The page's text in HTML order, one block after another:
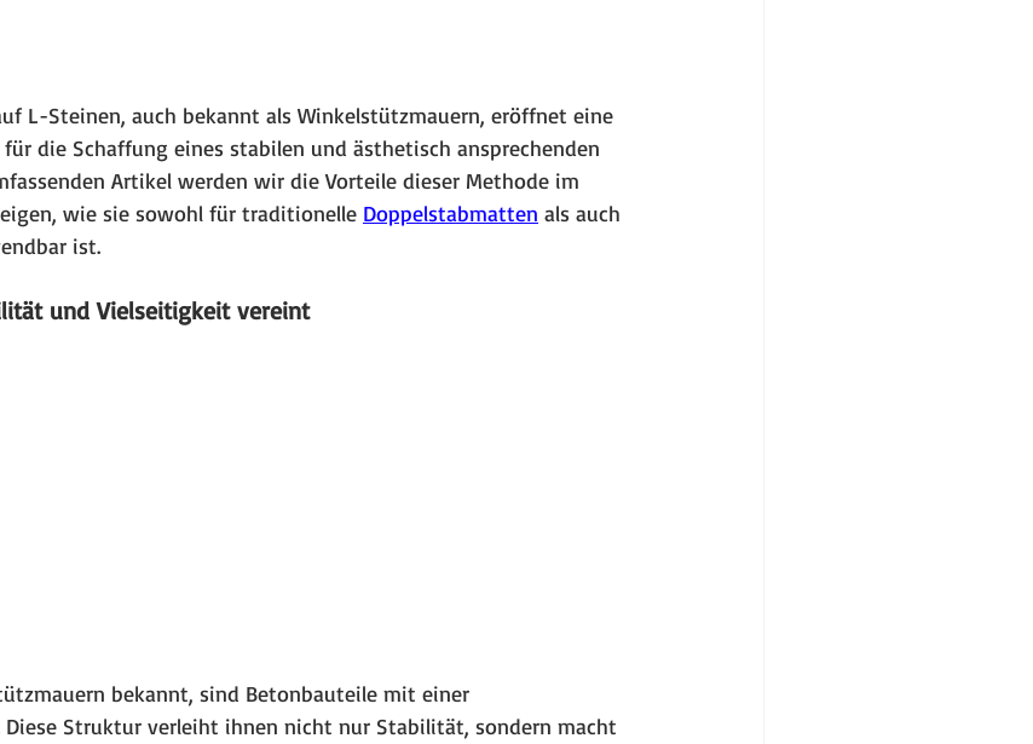
L-Steinen, auch bekannt als Winkelstützmauern, eröffnet eine
die Schaffung eines stabilen und ästhetisch ansprechenden
Artikel werden wir die Vorteile dieser Methode im
wie sie sowohl für traditionelle Doppelstabmatten als auch
ist.
und Vielseitigkeit vereint
bekannt, sind Betonbauteile mit einer
Struktur verleiht ihnen nicht nur Stabilität, sondern macht